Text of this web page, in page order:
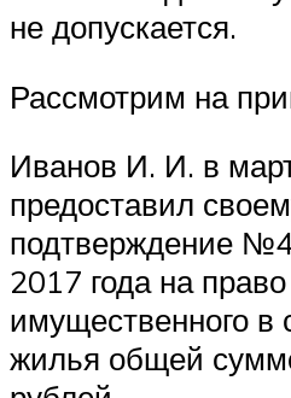
не допускается.
Рассмотрим на
Иванов И. И. в
предоставил
подтверждение
2017 года на
имущественного в
жилья общей